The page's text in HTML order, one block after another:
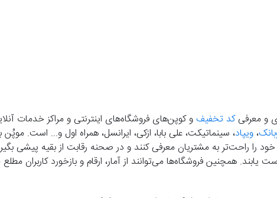
و معرفیکد تخفیفو کوپن‌های فروشگاه‌های اینترنتی و مراکز خدمات
، ویپاد، سینماتیکت، علی بابا، ازکی، ایرانسل، همراه اول و... است.
راحت‌تر به مشتریان معرفی کنند و در صحنه رقابت از بقیه پیشی
همچنین فروشگاه‌ها می‌توانند از آمار، ارقام و بازخورد کاربران